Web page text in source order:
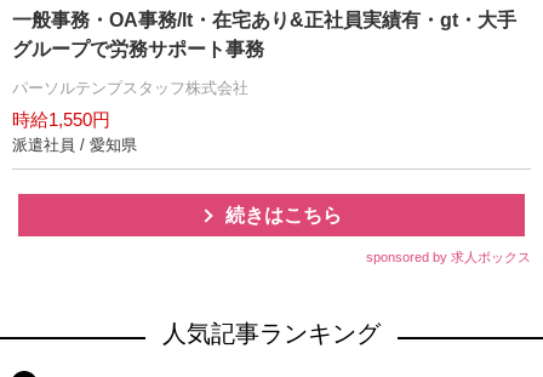
一般事務・OA事務/lt・在宅あり&正社員実績有・gt・大手
グループで労務サポート事務
パーソルテンプスタッフ株式会社
時給1,550円
派遣社員 / 愛知県
続きはこちら
sponsored by 求人ボックス
人気記事ランキング